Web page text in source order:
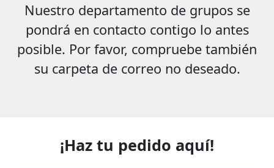
Nuestro departamento de grupos se
pondrá en contacto contigo lo antes
posible. Por favor, compruebe también
su carpeta de correo no deseado.
¡Haz tu pedido aquí!